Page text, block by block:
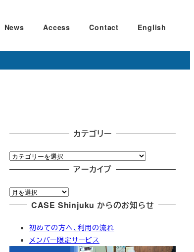
News Access Contact English
カテゴリー
カ
テ
リ
ー
アーカイブ
ア
ー
CASE Shinjuku からのお知らせ
初めての方へ、利用の流れ
メンバー限定サービス